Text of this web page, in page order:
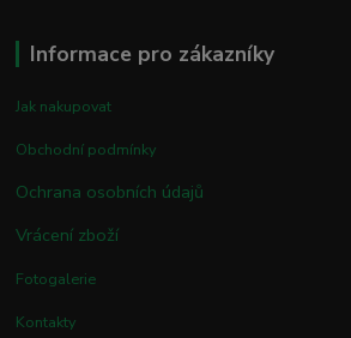
Informace pro zákazníky
Jak nakupovat
Obchodní podmínky
Ochrana osobních údajů
Vrácení zboží
Fotogalerie
Kontakty